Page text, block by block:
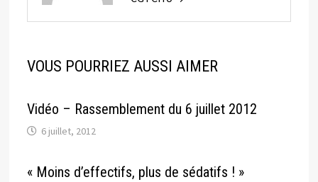
VOUS POURRIEZ AUSSI AIMER
Vidéo – Rassemblement du 6 juillet 2012
6 juillet, 2012
« Moins d’effectifs, plus de sédatifs ! »